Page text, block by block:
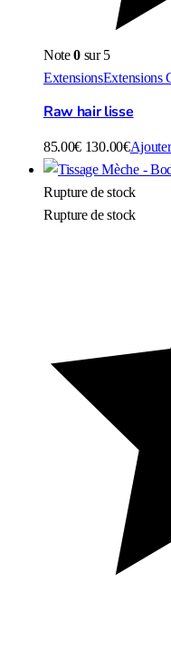
Note0 sur 5
ExtensionsExtensions
Raw hair lisse
85.00€ 130.00€
Rupture de stock
Rupture de stock